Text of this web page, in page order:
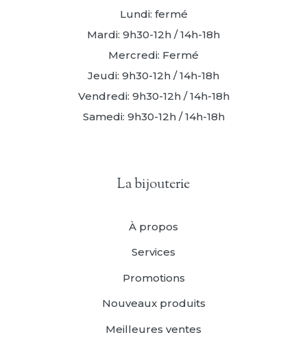
Lundi: fermé
Mardi: 9h30-12h / 14h-18h
Mercredi: Fermé
Jeudi: 9h30-12h / 14h-18h
Vendredi: 9h30-12h / 14h-18h
Samedi: 9h30-12h / 14h-18h
La bijouterie
À propos
Services
Promotions
Nouveaux produits
Meilleures ventes